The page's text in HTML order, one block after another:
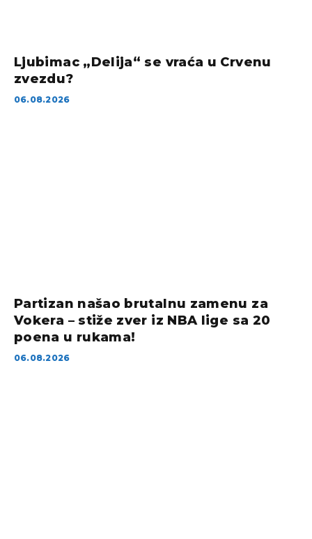
Ljubimac „Delija“ se vraća u Crvenu
zvezdu?
06.08.2026
Partizan našao brutalnu zamenu za
Vokera – stiže zver iz NBA lige sa 20
poena u rukama!
06.08.2026